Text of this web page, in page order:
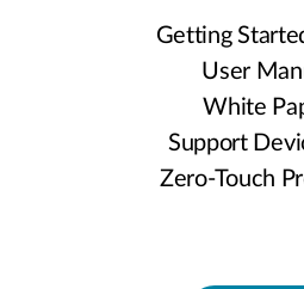
Getting
User
White
Support
Zero-Touch